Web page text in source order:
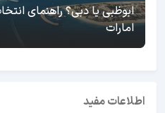
ابوظبی یا دبی؟ راهنمای
امارات
اطلاعات مفید